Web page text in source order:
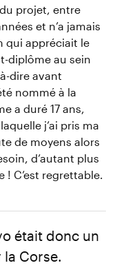
projet, entre
et n’a jamais
qui appréciait le
diplôme au sein
dire avant
nommé à la
a duré 17 ans,
j’ai pris ma
de moyens alors
d’autant plus
C’est regrettable.
était donc un
Corse.